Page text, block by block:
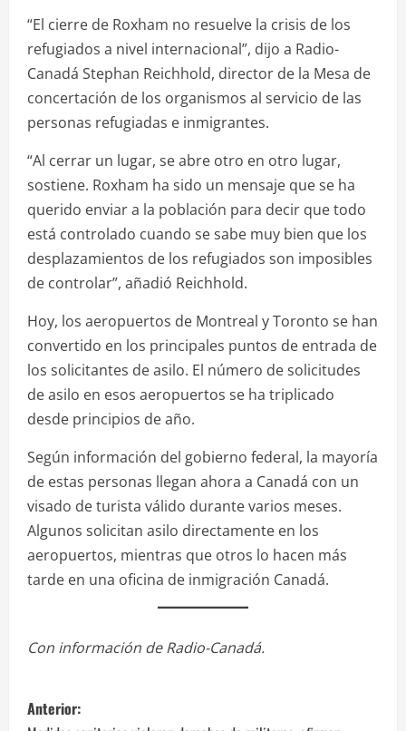
“El cierre de Roxham no resuelve la crisis de los
refugiados a nivel internacional”, dijo a Radio-
Canadá Stephan Reichhold, director de la Mesa de
concertación de los organismos al servicio de las
personas refugiadas e inmigrantes.
“Al cerrar un lugar, se abre otro en otro lugar,
sostiene. Roxham ha sido un mensaje que se ha
querido enviar a la población para decir que todo
está controlado cuando se sabe muy bien que los
desplazamientos de los refugiados son imposibles
de controlar”, añadió Reichhold.
Hoy, los aeropuertos de Montreal y Toronto se han
convertido en los principales puntos de entrada de
los solicitantes de asilo. El número de solicitudes
de asilo en esos aeropuertos se ha triplicado
desde principios de año.
Según información del gobierno federal, la mayoría
de estas personas llegan ahora a Canadá con un
visado de turista válido durante varios meses.
Algunos solicitan asilo directamente en los
aeropuertos, mientras que otros lo hacen más
tarde en una oficina de inmigración Canadá.
Con información de Radio-Canadá.
N
Anterior: